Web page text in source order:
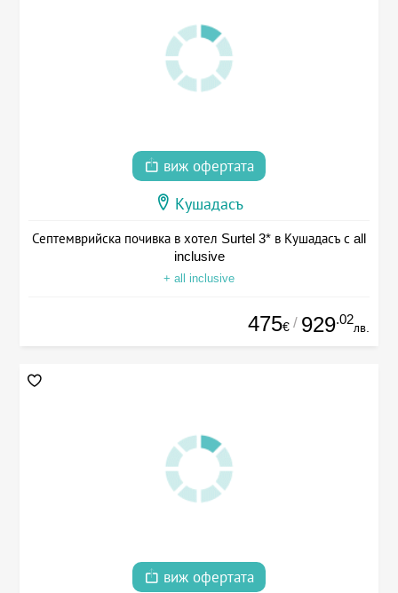
виж офертата
Кушадасъ
Септемврийска почивка в хотел Surtel 3* в Кушадасъ с all
inclusive
+ all inclusive
475€ / 929.02
лв.
виж офертата